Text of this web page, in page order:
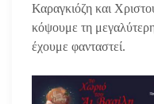
Καραγκιόζη και
κόψουμε τη
έχουμε φανταστεί.